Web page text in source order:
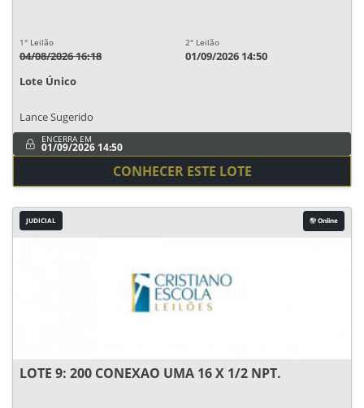
1° Leilão
04/08/2026 16:18
2° Leilão
01/09/2026 14:50
Lote Único
Lance Sugerido
ENCERRA EM
01/09/2026 14:50
CONHECER ESTE LOTE
JUDICIAL Online
LOTE 9: 200 CONEXAO UMA 16 X 1/2 NPT.